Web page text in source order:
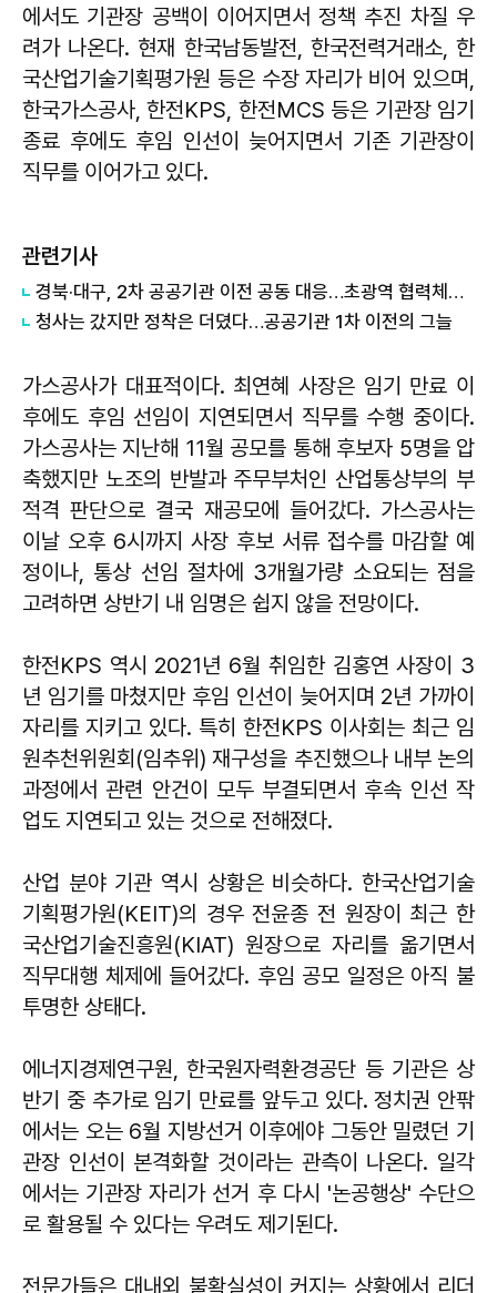
에서도 기관장 공백이 이어지면서 정책 추진 차질 우
려가 나온다. 현재 한국남동발전, 한국전력거래소, 한
국산업기술기획평가원 등은 수장 자리가 비어 있으며,
한국가스공사, 한전KPS, 한전MCS 등은 기관장 임기
종료 후에도 후임 인선이 늦어지면서 기존 기관장이
직무를 이어가고 있다.
관련기사
경북·대구, 2차 공공기관 이전 공동 대응…초광역 협력체계 구축
청사는 갔지만 정착은 더뎠다…공공기관 1차 이전의 그늘
가스공사가 대표적이다. 최연혜 사장은 임기 만료 이
후에도 후임 선임이 지연되면서 직무를 수행 중이다.
가스공사는 지난해 11월 공모를 통해 후보자 5명을 압
축했지만 노조의 반발과 주무부처인 산업통상부의 부
적격 판단으로 결국 재공모에 들어갔다. 가스공사는
이날 오후 6시까지 사장 후보 서류 접수를 마감할 예
정이나, 통상 선임 절차에 3개월가량 소요되는 점을
고려하면 상반기 내 임명은 쉽지 않을 전망이다.
한전KPS 역시 2021년 6월 취임한 김홍연 사장이 3
년 임기를 마쳤지만 후임 인선이 늦어지며 2년 가까이
자리를 지키고 있다. 특히 한전KPS 이사회는 최근 임
원추천위원회(임추위) 재구성을 추진했으나 내부 논의
과정에서 관련 안건이 모두 부결되면서 후속 인선 작
업도 지연되고 있는 것으로 전해졌다.
산업 분야 기관 역시 상황은 비슷하다. 한국산업기술
기획평가원(KEIT)의 경우 전윤종 전 원장이 최근 한
국산업기술진흥원(KIAT) 원장으로 자리를 옮기면서
직무대행 체제에 들어갔다. 후임 공모 일정은 아직 불
투명한 상태다.
에너지경제연구원, 한국원자력환경공단 등 기관은 상
반기 중 추가로 임기 만료를 앞두고 있다. 정치권 안팎
에서는 오는 6월 지방선거 이후에야 그동안 밀렸던 기
관장 인선이 본격화할 것이라는 관측이 나온다. 일각
에서는 기관장 자리가 선거 후 다시 '논공행상' 수단으
로 활용될 수 있다는 우려도 제기된다.
전문가들은 대내외 불확실성이 커지는 상황에서 리더